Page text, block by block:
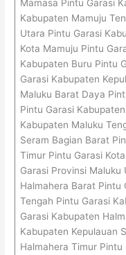
Mamasa Pintu Garasi
Kabupaten Mamuju
Utara Pintu Garasi
Kota Mamuju Pintu
Kabupaten Buru Pintu
Garasi Kabupaten
Maluku Barat Daya
Pintu Garasi
Kabupaten Maluku
Seram Bagian Barat
Timur Pintu Garasi
Garasi Provinsi
Halmahera Barat Pintu
Tengah Pintu Garasi
Garasi Kabupaten
Kabupaten Kepulauan
Halmahera Timur